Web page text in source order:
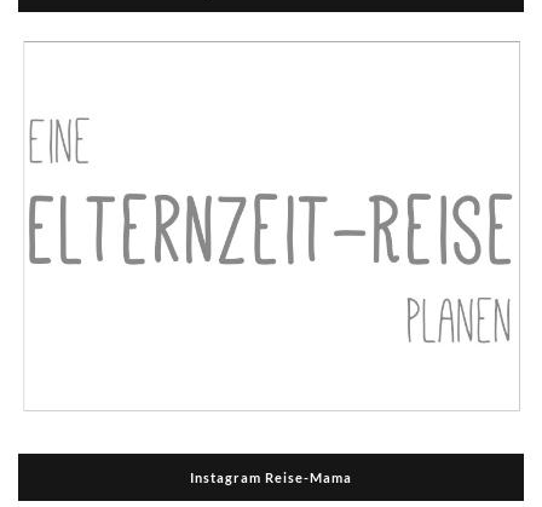
Instagram Reise-Mama